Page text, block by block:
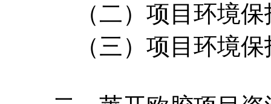
（二）项目环境保
（三）项目环境保